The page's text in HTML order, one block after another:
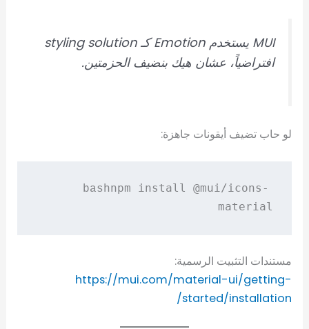
MUI يستخدم Emotion كـ styling solution
افتراضياً، عشان هيك بنضيف الحزمتين.
لو حاب تضيف أيقونات جاهزة:
bashnpm install @mui/icons-
material
مستندات التثبيت الرسمية:
https://mui.com/material-ui/getting-
started/installation/